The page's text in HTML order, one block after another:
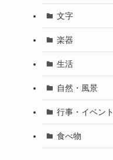
文字
楽器
生活
自然・風景
行事・イベント
食べ物